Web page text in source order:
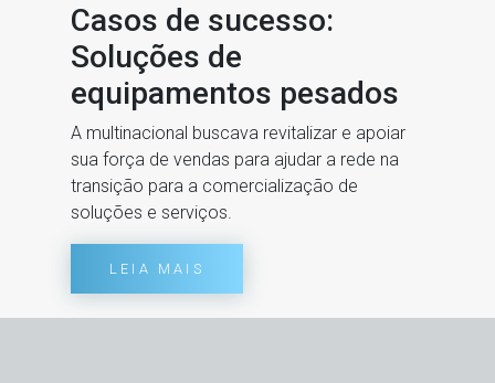
Casos de sucesso:
Soluções de
equipamentos pesados
A multinacional buscava revitalizar e apoiar
sua força de vendas para ajudar a rede na
transição para a comercialização de
soluções e serviços.
LEIA MAIS